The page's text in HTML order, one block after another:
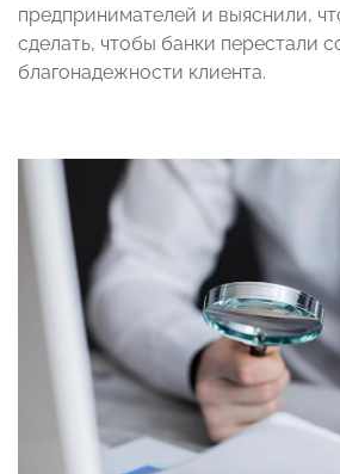
предпринимателей и выяснили,
сделать, чтобы банки перестали
благонадежности клиента.